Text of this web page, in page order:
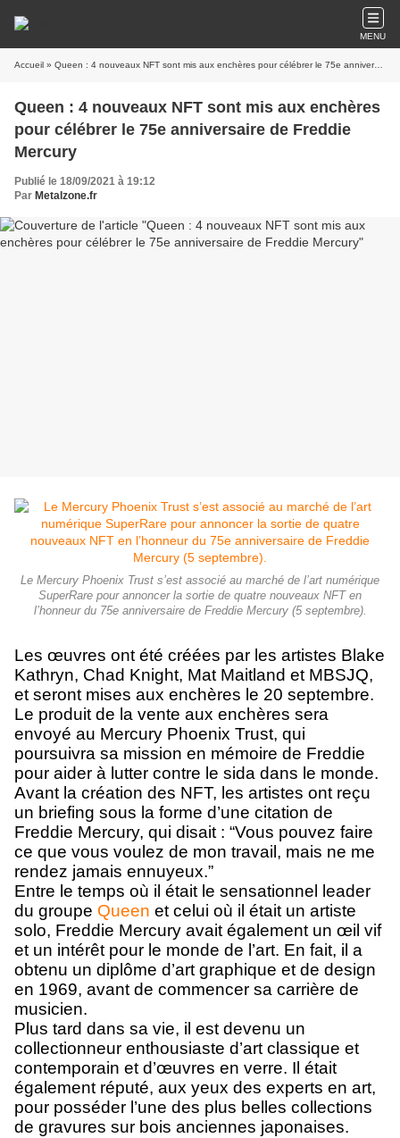
MENU
Accueil » Queen : 4 nouveaux NFT sont mis aux enchères pour célébrer le 75e anniversaire de Freddie Mercury
Queen : 4 nouveaux NFT sont mis aux enchères
pour célébrer le 75e anniversaire de Freddie
Mercury
Publié le 18/09/2021 à 19:12
Par Metalzone.fr
Le Mercury Phoenix Trust s’est associé au marché de l’art numérique
SuperRare pour annoncer la sortie de quatre nouveaux NFT en
l’honneur du 75e anniversaire de Freddie Mercury (5 septembre).
Les œuvres ont été créées par les artistes Blake
Kathryn, Chad Knight, Mat Maitland et MBSJQ,
et seront mises aux enchères le 20 septembre.
Le produit de la vente aux enchères sera
envoyé au Mercury Phoenix Trust, qui
poursuivra sa mission en mémoire de Freddie
pour aider à lutter contre le sida dans le monde.
Avant la création des NFT, les artistes ont reçu
un briefing sous la forme d’une citation de
Freddie Mercury, qui disait : “Vous pouvez faire
ce que vous voulez de mon travail, mais ne me
rendez jamais ennuyeux.”
Entre le temps où il était le sensationnel leader
du groupe Queen et celui où il était un artiste
solo, Freddie Mercury avait également un œil vif
et un intérêt pour le monde de l’art. En fait, il a
obtenu un diplôme d’art graphique et de design
en 1969, avant de commencer sa carrière de
musicien.
Plus tard dans sa vie, il est devenu un
collectionneur enthousiaste d’art classique et
contemporain et d’œuvres en verre. Il était
également réputé, aux yeux des experts en art,
pour posséder l’une des plus belles collections
de gravures sur bois anciennes japonaises.